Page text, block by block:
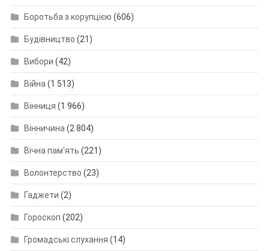
Боротьба з корупцією (606)
Будівництво (21)
Вибори (42)
Війна (1 513)
Вінниця (1 966)
Вінничина (2 804)
Вічна пам'ять (221)
Волонтерство (23)
Гаджети (2)
Гороскоп (202)
Громадські слухання (14)